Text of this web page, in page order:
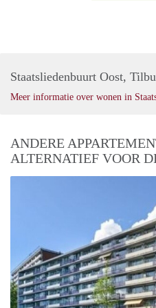
Staatsliedenbuurt Oost,
Meer informatie over wonen in
ANDERE
ALTERNATIEF VOOR